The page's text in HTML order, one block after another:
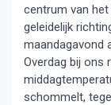
centrum van
geleidelijk
maandagavond
Overdag bij ons
schommelt,